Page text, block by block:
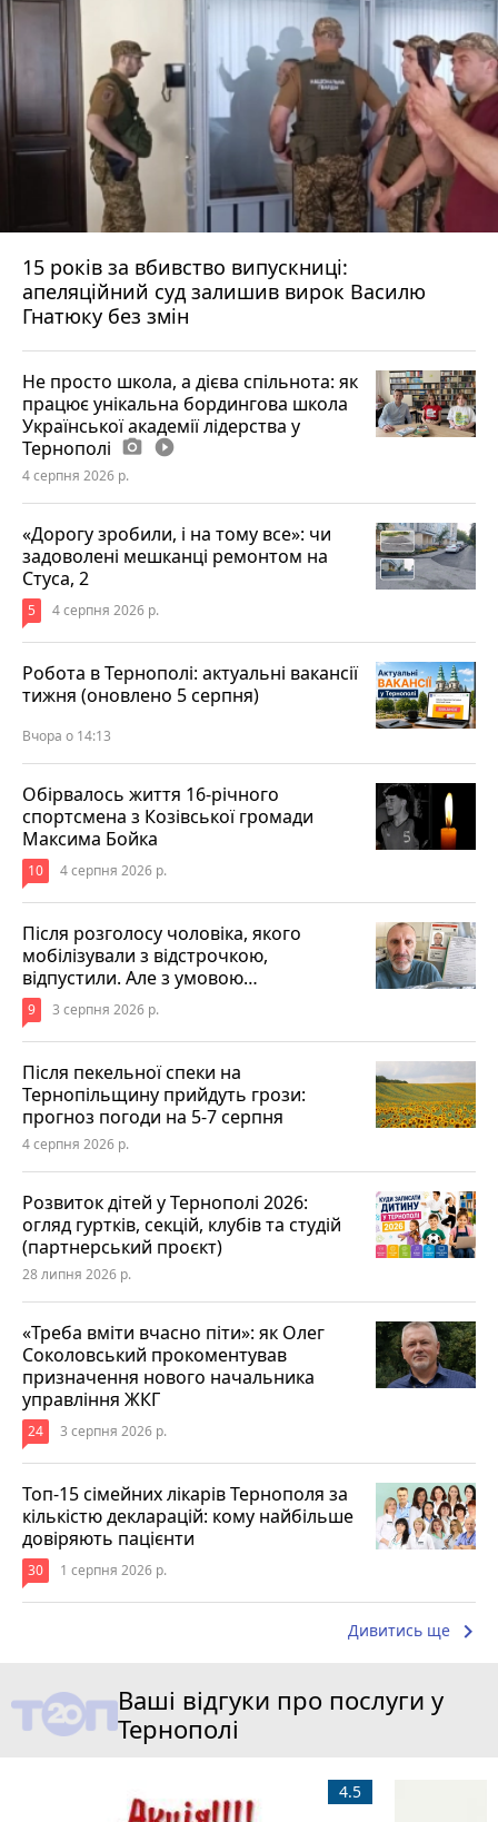
15 років за вбивство випускниці:
апеляційний суд залишив вирок Василю
Гнатюку без змін
Не просто школа, а дієва спільнота: як
працює унікальна бордингова школа
Української академії лідерства у
Тернополі photo_camera play_circle_filled
4 серпня 2026 р.
«Дорогу зробили, і на тому все»: чи
задоволені мешканці ремонтом на
Стуса, 2
5 4 серпня 2026 р.
Робота в Тернополі: актуальні вакансії
тижня (оновлено 5 серпня)
Вчора о 14:13
Обірвалось життя 16-річного
спортсмена з Козівської громади
Максима Бойка
10 4 серпня 2026 р.
Після розголосу чоловіка, якого
мобілізували з відстрочкою,
відпустили. Але з умовою…
9 3 серпня 2026 р.
Після пекельної спеки на
Тернопільщину прийдуть грози:
прогноз погоди на 5-7 серпня
4 серпня 2026 р.
Розвиток дітей у Тернополі 2026:
огляд гуртків, секцій, клубів та студій
(партнерський проєкт)
28 липня 2026 р.
«Треба вміти вчасно піти»: як Олег
Соколовський прокоментував
призначення нового начальника
управління ЖКГ
24 3 серпня 2026 р.
Топ-15 сімейних лікарів Тернополя за
кількістю декларацій: кому найбільше
довіряють пацієнти
30 1 серпня 2026 р.
Дивитись ще keyboard_arrow_right
Ваші відгуки про послуги у
Тернополі
4.5